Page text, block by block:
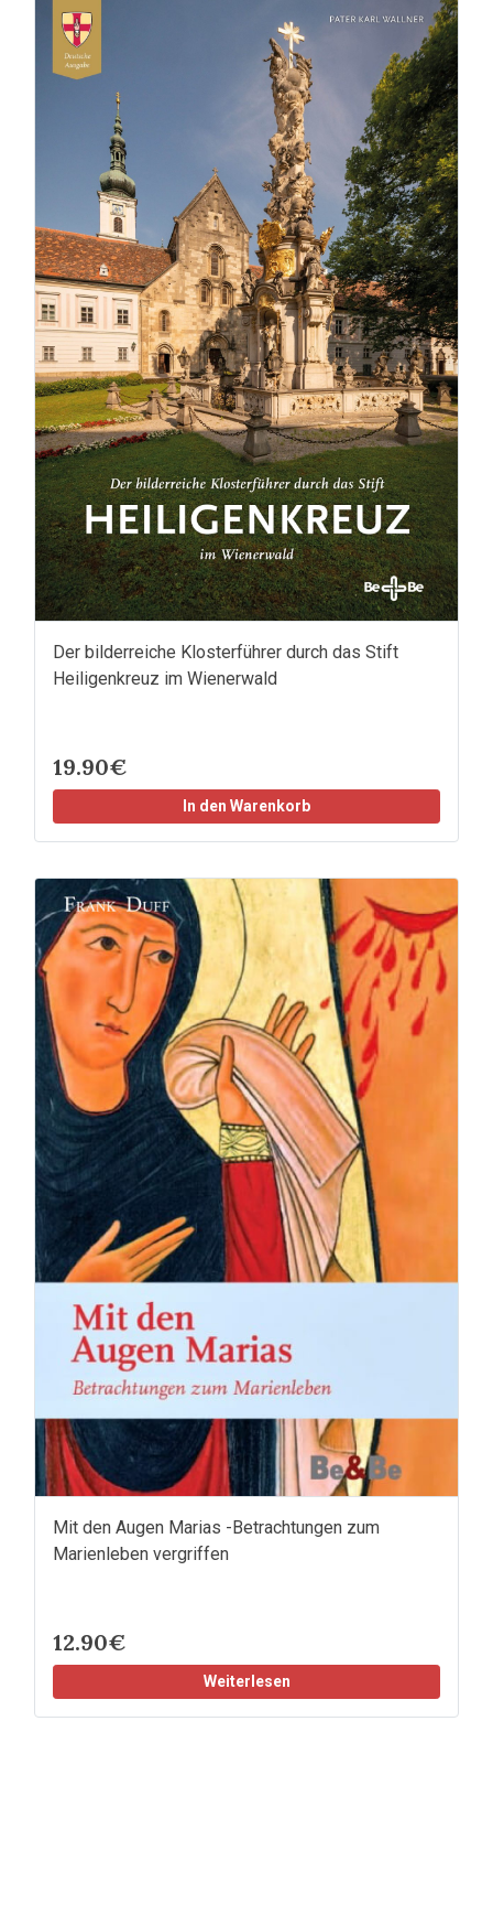
Der bilderreiche Klosterführer durch das Stift
Heiligenkreuz im Wienerwald
19.90€
In den Warenkorb
Mit den Augen Marias -Betrachtungen zum
Marienleben vergriffen
12.90€
Weiterlesen